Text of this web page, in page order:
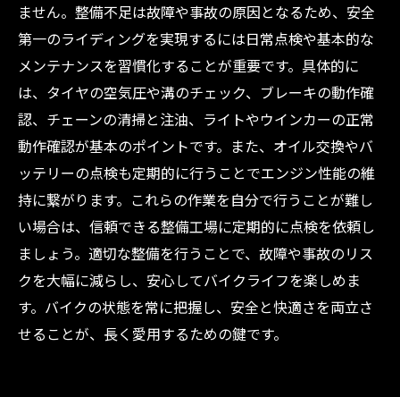
ません。整備不足は故障や事故の原因となるため、安全
第一のライディングを実現するには日常点検や基本的な
メンテナンスを習慣化することが重要です。具体的に
は、タイヤの空気圧や溝のチェック、ブレーキの動作確
認、チェーンの清掃と注油、ライトやウインカーの正常
動作確認が基本のポイントです。また、オイル交換やバ
ッテリーの点検も定期的に行うことでエンジン性能の維
持に繋がります。これらの作業を自分で行うことが難し
い場合は、信頼できる整備工場に定期的に点検を依頼し
ましょう。適切な整備を行うことで、故障や事故のリス
クを大幅に減らし、安心してバイクライフを楽しめま
す。バイクの状態を常に把握し、安全と快適さを両立さ
せることが、長く愛用するための鍵です。